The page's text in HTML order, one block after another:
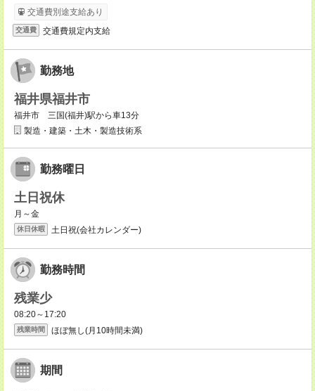
交通費別途支給あり
交通費 交通費規定内支給
勤務地
福井県福井市
福井市 三国(福井)駅から車13分
製造・建築・土木・製造技術系
勤務曜日
土日祝休
月～金
休日休暇 土日祝(会社カレンダー)
勤務時間
残業少
08:20～17:20
残業時間 ほぼ無し(月10時間未満)
期間